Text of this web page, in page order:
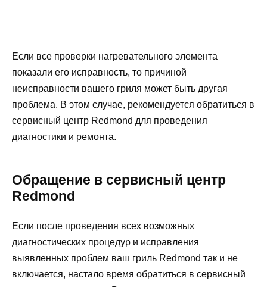
Если все проверки нагревательного элемента
показали его исправность, то причиной
неисправности вашего гриля может быть другая
проблема. В этом случае, рекомендуется обратиться в
сервисный центр Redmond для проведения
диагностики и ремонта.
Обращение в сервисный центр
Redmond
Если после проведения всех возможных
диагностических процедур и исправления
выявленных проблем ваш гриль Redmond так и не
включается, настало время обратиться в сервисный